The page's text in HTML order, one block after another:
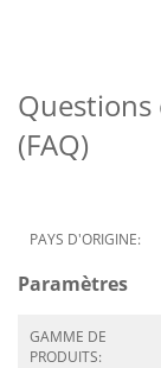
Questions
(FAQ)
PAYS D'ORIGINE:
Paramètres
GAMME DE
PRODUITS: